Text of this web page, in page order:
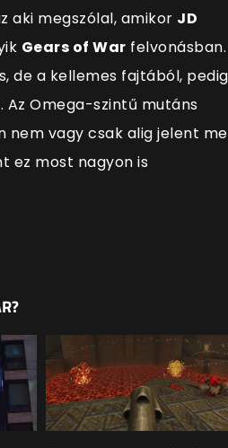
aki megszólal, amikor JD
Gears of War felvonásban.
de a kellemes fajtából, pedig
Az Omega-szintű mutáns
nem vagy csak alig jelent
ez most nagyon is